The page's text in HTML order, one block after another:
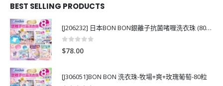
BEST SELLING PRODUCTS
[J206232] 日本BON BON銀離子抗菌啫喱洗衣珠 (80粒)
0
$78.00
[J306051]BON BON 洗衣珠-牧場+爽+玫瑰葡萄-80粒